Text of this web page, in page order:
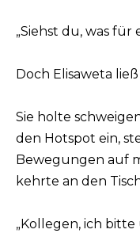
„Siehst du, was für
Doch Elisaweta
Sie holte
den Hotspot ein,
Bewegungen auf
kehrte an den
„Kollegen, ich